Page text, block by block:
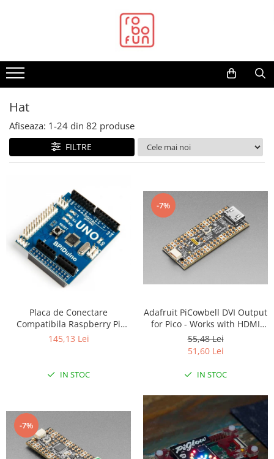
Arduino Original
Arduino Compatibil
Raspberry PI
Alimentare
Racire
Cabluri si Conectori
Camera
Cutii
Adaptoare si convertoare
Convertor USB la serial
Datalogger
LCD
Hat
Afiseaza: 1-24 din 82 produse
FILTRE
Placa de Conectare
Compatibila Raspberry Pi
Arduino UNO
145,13 Lei
IN STOC
-7%
Adafruit PiCowbell DVI Output
for Pico - Works with HDMI
Display
55,48 Lei
51,60 Lei
IN STOC
-7%